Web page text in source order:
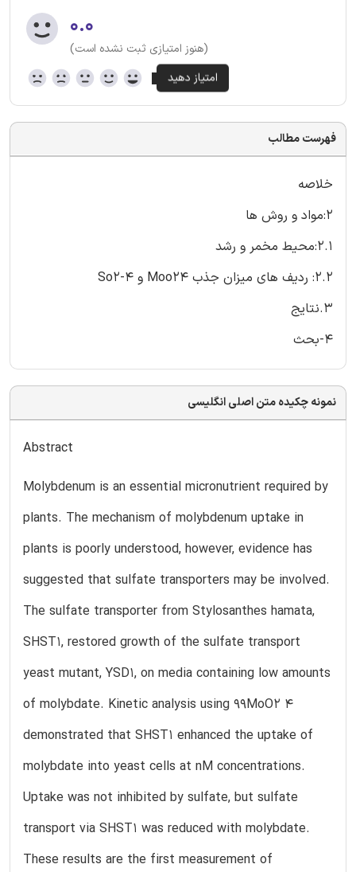
۰.۰
(هنوز امتیازی ثبت نشده است)
فهرست مطالب
خلاصه
2:مواد و روش ها
2.1:محیط مخمر و رشد
2.2: ردیف های میزان جذب Moo24 و So2-4
3.نتایج
4-بحث
نمونه چکیده متن اصلی انگلیسی
Abstract
Molybdenum is an essential micronutrient required by
plants. The mechanism of molybdenum uptake in
plants is poorly understood, however, evidence has
suggested that sulfate transporters may be involved.
The sulfate transporter from Stylosanthes hamata,
SHST1, restored growth of the sulfate transport
yeast mutant, YSD1, on media containing low amounts
of molybdate. Kinetic analysis using 99MoO2 4
demonstrated that SHST1 enhanced the uptake of
molybdate into yeast cells at nM concentrations.
Uptake was not inhibited by sulfate, but sulfate
transport via SHST1 was reduced with molybdate.
These results are the first measurement of